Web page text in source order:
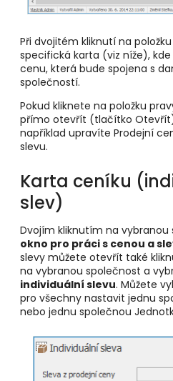
Při dvojitém kliknutí na
specifická karta (viz níže),
cenu, která bude spojena s
společností.
Pokud kliknete na položku
přímo otevřít (tlačítko
například upravíte Prodejní
slevu.
Karta ceníku
slev)
Dvojím kliknutím na
okno pro práci s cenou a
slevy můžete otevřít také
na vybranou společnost a
individuální slevu. Můžete
pro všechny nastavit jednu
nebo jednu společnou